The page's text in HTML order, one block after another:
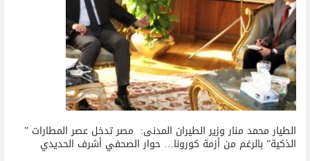
الطيار محمد منار وزير الطيران المدنى: مصر تدخل عصر المطارات ”
الذكية” بالرغم من أزمة كورونا… حوار الصحفي أشرف الحديدي